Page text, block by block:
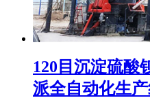
120目沉淀硫酸
派全自动化生